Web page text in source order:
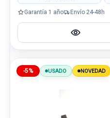
Garantía 1 año Envío 24-48h
-5% USADO NOVEDAD